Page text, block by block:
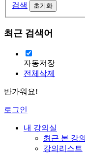
검색
최근 검색어
자동저장
전체삭제
반가워요!
로그인
내 강의실
최근 본 강의
강의리스트